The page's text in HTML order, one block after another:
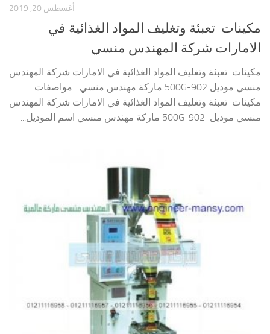
أغسطس 20, 2019
مكينات تعبئة وتغليف المواد الغذائية في
الامارات شركة المهندس منسي
مكينات تعبئة وتغليف المواد الغذائية في الامارات شركة المهندس
منسي موديل 902-500G ماركة مهندس منسي مواصفات
مكينات تعبئة وتغليف المواد الغذائية في الامارات شركة المهندس
منسي موديل 902-500G ماركة مهندس منسي اسم الموديل...